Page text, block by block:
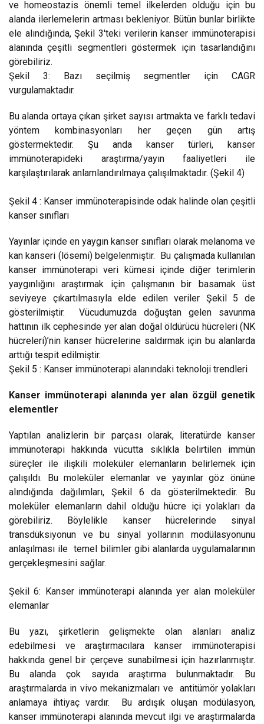
ve homeostazis önemli temel ilkelerden olduğu için bu
alanda ilerlemelerin artması bekleniyor. Bütün bunlar birlikte
ele alındığında, Şekil 3'teki verilerin kanser immünoterapisi
alanında çeşitli segmentleri göstermek için tasarlandığını
görebiliriz.
Şekil 3: Bazı seçilmiş segmentler için CAGR
vurgulamaktadır.
Bu alanda ortaya çıkan şirket sayısı artmakta ve farklı tedavi
yöntem kombinasyonları her geçen gün artış
göstermektedir. Şu anda kanser türleri, kanser
immünoterapideki araştırma/yayın faaliyetleri ile
karşılaştırılarak anlamlandırılmaya çalışılmaktadır. (Şekil 4)
Şekil 4 : Kanser immünoterapisinde odak halinde olan çeşitli
kanser sınıfları
Yayınlar içinde en yaygın kanser sınıfları olarak melanoma ve
kan kanseri (lösemi) belgelenmiştir. Bu çalışmada kullanılan
kanser immünoterapi veri kümesi içinde diğer terimlerin
yaygınlığını araştırmak için çalışmanın bir basamak üst
seviyeye çıkartılmasıyla elde edilen veriler Şekil 5 de
gösterilmiştir. Vücudumuzda doğuştan gelen savunma
hattının ilk cephesinde yer alan doğal öldürücü hücreleri (NK
hücreleri)’nin kanser hücrelerine saldırmak için bu alanlarda
arttığı tespit edilmiştir.
Şekil 5 : Kanser immünoterapi alanındaki teknoloji trendleri
Kanser immünoterapi alanında yer alan özgül genetik
elementler
Yaptılan analizlerin bir parçası olarak, literatürde kanser
immünoterapi hakkında vücutta sıklıkla belirtilen immün
süreçler ile ilişkili moleküler elemanların belirlemek için
çalışıldı. Bu moleküler elemanlar ve yayınlar göz önüne
alındığında dağılımları, Şekil 6 da gösterilmektedir. Bu
moleküler elemanların dahil olduğu hücre içi yolakları da
görebiliriz. Böylelikle kanser hücrelerinde sinyal
transdüksiyonun ve bu sinyal yollarının modülasyonunu
anlaşılması ile temel bilimler gibi alanlarda uygulamalarının
gerçekleşmesini sağlar.
Şekil 6: Kanser immünoterapi alanında yer alan moleküler
elemanlar
Bu yazı, şirketlerin gelişmekte olan alanları analiz
edebilmesi ve araştırmacılara kanser immünoterapisi
hakkında genel bir çerçeve sunabilmesi için hazırlanmıştır.
Bu alanda çok sayıda araştırma bulunmaktadır. Bu
araştırmalarda in vivo mekanizmaları ve antitümör yolakları
anlamaya ihtiyaç vardır. Bu ardışık oluşan modülasyon,
kanser immünoterapi alanında mevcut ilgi ve araştırmalarda